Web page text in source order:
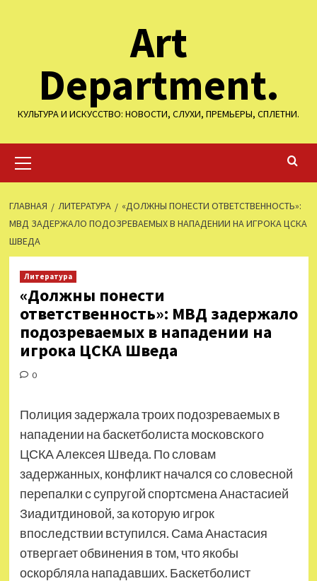
Art
Department.
КУЛЬТУРА И ИСКУССТВО: НОВОСТИ, СЛУХИ, ПРЕМЬЕРЫ, СПЛЕТНИ.
меню
ГЛАВНАЯ ЛИТЕРАТУРА
«ДОЛЖНЫ ПОНЕСТИ ОТВЕТСТВЕННОСТЬ»:
МВД ЗАДЕРЖАЛО ПОДОЗРЕВАЕМЫХ В НАПАДЕНИИ НА ИГРОКА ЦСКА
ШВЕДА
Литература
«Должны понести
ответственность»: МВД задержало
подозреваемых в нападении на
игрока ЦСКА Шведа
0
Полиция задержала троих подозреваемых в
нападении на баскетболиста московского
ЦСКА Алексея Шведа. По словам
задержанных, конфликт начался со словесной
перепалки с супругой спортсмена Анастасией
Зиадитдиновой, за которую игрок
впоследствии вступился. Сама Анастасия
отвергает обвинения в том, что якобы
оскорбляла нападавших. Баскетболист